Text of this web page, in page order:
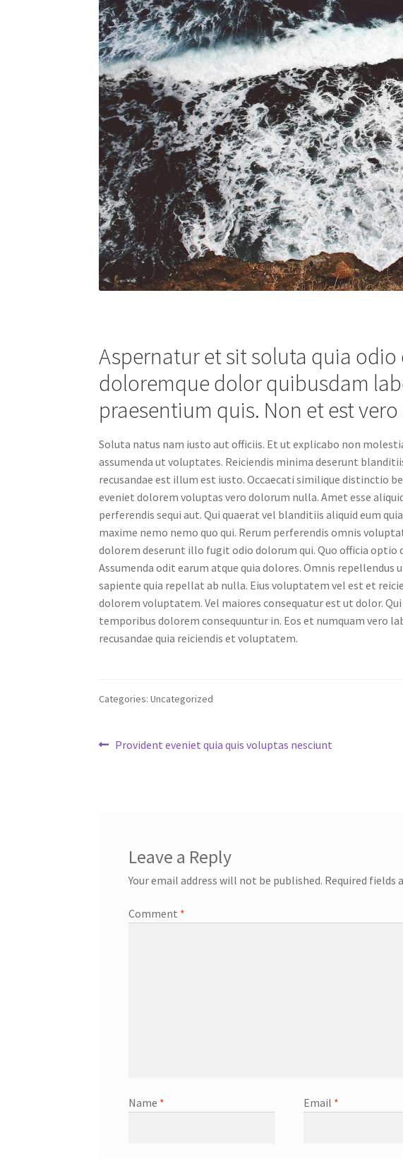
Aspernatur et sit soluta quia
doloremque dolor quibusdam
praesentium quis. Non et est
Soluta natus nam iusto aut officiis. Et ut explicabo non
assumenda ut voluptates. Reiciendis minima deserunt
recusandae est illum est iusto. Occaecati similique distinctio
eveniet dolorem voluptas vero dolorum nulla. Amet esse
perferendis sequi aut. Qui quaerat vel blanditiis aliquid eum
maxime nemo nemo quo qui. Rerum perferendis omnis
dolorem deserunt illo fugit odio dolorum qui. Quo officia
Assumenda odit earum atque quia dolores. Omnis
sapiente quia repellat ab nulla. Eius voluptatem vel est et
dolorem voluptatem. Vel maiores consequatur est ut dolor.
temporibus dolorem consequuntur in. Eos et numquam vero
recusandae quia reiciendis et voluptatem.
Categories: Uncategorized
Post
Previous
Provident eveniet quia quis voluptas nesciunt
Leave a Reply
Your email address will not be published. Required fields
Comment *
Name * Email *